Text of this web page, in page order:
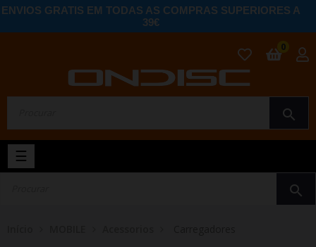
ENVIOS GRATIS EM TODAS AS COMPRAS SUPERIORES A
39€
search
0
Toggle
navigation
☰
search